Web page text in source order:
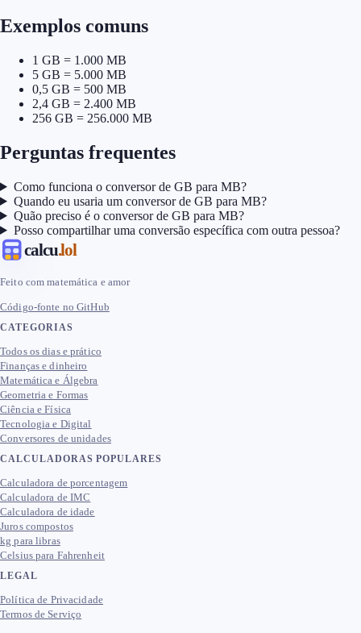
Exemplos comuns
1 GB = 1.000 MB
5 GB = 5.000 MB
0,5 GB = 500 MB
2,4 GB = 2.400 MB
256 GB = 256.000 MB
Perguntas frequentes
Como funciona o conversor de GB para MB?
Quando eu usaria um conversor de GB para MB?
Quão preciso é o conversor de GB para MB?
Posso compartilhar uma conversão específica com outra pessoa?
calcu.lol
Feito com matemática e amor
Código-fonte no GitHub
CATEGORIAS
Todos os dias e prático
Finanças e dinheiro
Matemática e Álgebra
Geometria e Formas
Ciência e Física
Tecnologia e Digital
Conversores de unidades
CALCULADORAS POPULARES
Calculadora de porcentagem
Calculadora de IMC
Calculadora de idade
Juros compostos
kg para libras
Celsius para Fahrenheit
LEGAL
Política de Privacidade
Termos de Serviço